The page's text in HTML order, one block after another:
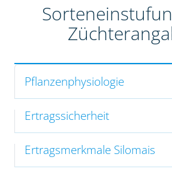
Pflanzenphysiologie
Ertragssicherheit
Ertragsmerkmale Silomais